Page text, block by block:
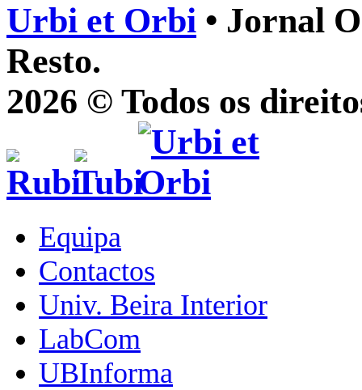
Urbi et Orbi • Jornal
Resto.
2026 © Todos os
Equipa
Contactos
Univ. Beira Interior
LabCom
UBInforma